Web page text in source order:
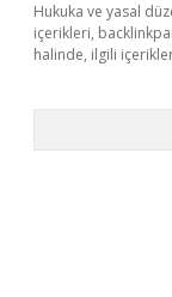
Hukuka ve yasal
içerikleri,
halinde, ilgili